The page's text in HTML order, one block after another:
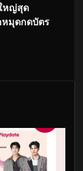
ใหญ่สุด
หมุดกดบัตร